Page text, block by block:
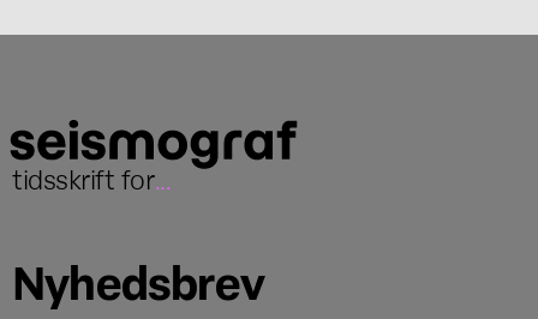
tidsskrift for...
Nyhedsbrev